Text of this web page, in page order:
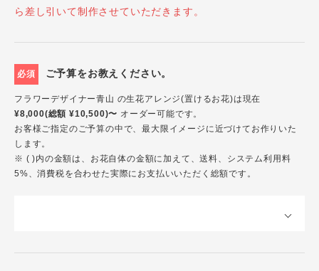
ら差し引いて制作させていただきます。
必須 ご予算をお教えください。
フラワーデザイナー青山 の生花アレンジ(置けるお花)は現在
¥8,000(総額 ¥10,500)〜 オーダー可能です。
お客様ご指定のご予算の中で、最大限イメージに近づけてお作りいた
します。
※ ( )内の金額は、お花自体の金額に加えて、送料、システム利用料
5%、消費税を合わせた実際にお支払いいただく総額です。